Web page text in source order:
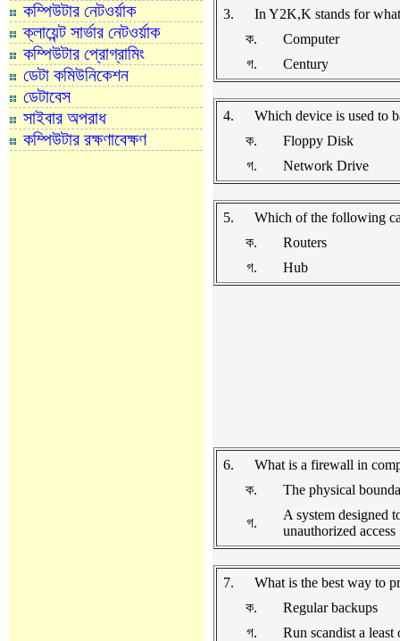
কম্পিউটার নেটওর্য়াক
ক্লায়েন্ট সার্ভার নেটওর্য়াক
কম্পিউটার প্রোগ্রামিং
ডেটা কমিউনিকেশন
ডেটাবেস
সাইবার অপরাধ
কম্পিউটার রক্ষণাবেক্ষণ
3.
In Y2K,K stands for
ক.
Computer
গ.
Century
4.
Which device is used to
ক.
Floppy Disk
গ.
Network Drive
5.
Which of the following
ক.
Routers
গ.
Hub
6.
What is a firewall in
ক.
The physical
গ.
A system designed
unauthorized access
7.
What is the best way to
ক.
Regular backups
গ.
Run scandist a least